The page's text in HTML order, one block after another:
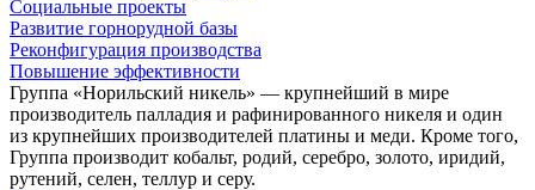
Социальные проекты
Развитие горнорудной базы
Реконфигурация производства
Повышение эффективности
Группа «Норильский никель» — крупнейший в мире
производитель палладия и рафинированного никеля и один
из крупнейших производителей платины и меди. Кроме того,
Группа производит кобальт, родий, серебро, золото, иридий,
рутений, селен, теллур и серу.